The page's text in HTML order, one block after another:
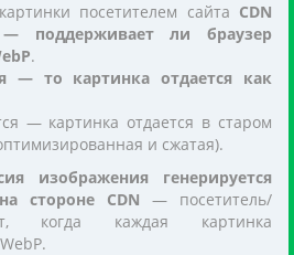
посетителем сайта CDN
— поддерживает ли браузер
.
— то картинка отдается как
— картинка отдается в старом
и сжатая).
изображения генерируется
стороне CDN — посетитель/
когда каждая картинка